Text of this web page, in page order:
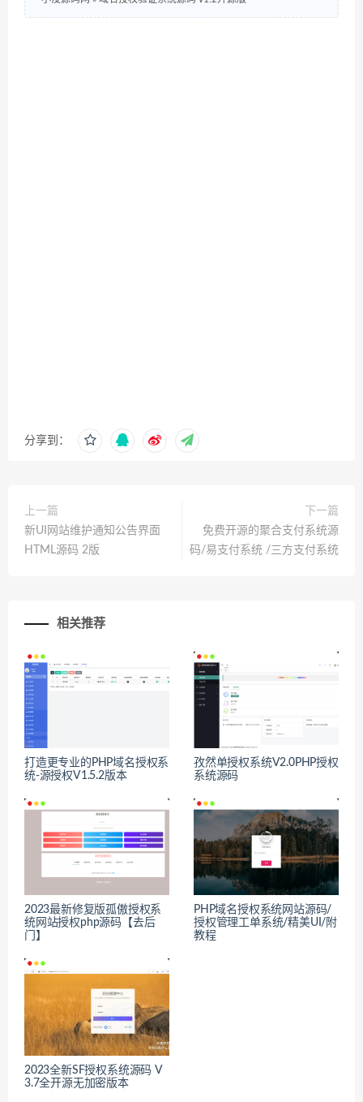
分享到：
上一篇
新UI网站维护通知公告界面
HTML源码 2版
下一篇
免费开源的聚合支付系统源
码/易支付系统 /三方支付系统
相关推荐
打造更专业的PHP域名授权系
统-源授权V1.5.2版本
孜然单授权系统V2.0PHP授权
系统源码
2023最新修复版孤傲授权系
统网站授权php源码【去后
门】
PHP域名授权系统网站源码/
授权管理工单系统/精美UI/附
教程
2023全新SF授权系统源码 V
3.7全开源无加密版本